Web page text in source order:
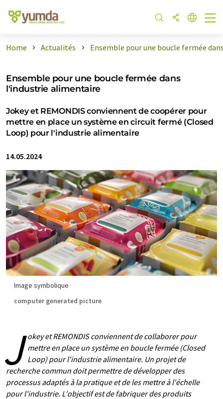
Home Actualités Ensemble pour une boucle fermée
Ensemble pour une boucle fermée dans
l'industrie alimentaire
Jokey et REMONDIS conviennent de coopérer pour
mettre en place un système en circuit fermé (Closed
Loop) pour l'industrie alimentaire
14.05.2024
Image symbolique
computer generated picture
J okey et REMONDIS conviennent de collaborer pour
mettre en place un système en boucle fermée (Closed
Loop) pour l'industrie alimentaire. Un projet de
recherche commun doit permettre de développer des
processus adaptés à la pratique et de les mettre à l'échelle
pour l'industrie. L'objectif est de fabriquer des produits